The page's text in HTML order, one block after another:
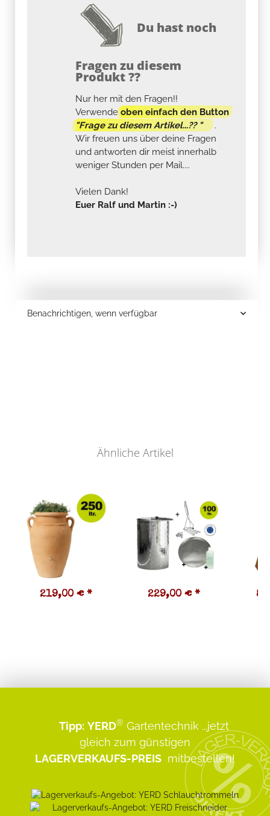
Du hast noch
Fragen zu diesem
Produkt ??
Nur her mit den Fragen!!
Verwendeoben einfach den Button
"Frage zu diesem Artikel...?? "
.
Wir freuen uns über deine Fragen
und antworten dir meist innerhalb
weniger Stunden per Mail....
Vielen Dank!
Euer Ralf und Martin :-)
Benachrichtigen, wenn verfügbar
Ähnliche Artikel
219,00 € * 229,00 € *
Tipp: YERD® Gartentechnik ...jetzt
gleich zum günstigen
LAGERVERKAUFS-PREIS mitbestellen!